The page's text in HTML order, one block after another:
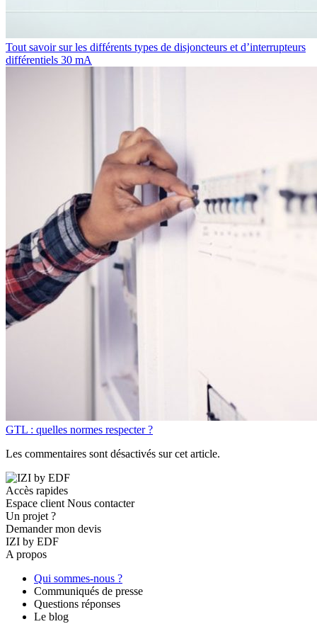
Tout savoir sur les différents types de disjoncteurs et d’interrupteurs
différentiels 30 mA
GTL : quelles normes respecter ?
Les commentaires sont désactivés sur cet article.
Accès rapides
Espace client Nous contacter
Un projet ?
Demander mon devis
IZI by EDF
A propos
Qui sommes-nous ?
Communiqués de presse
Questions réponses
Le blog